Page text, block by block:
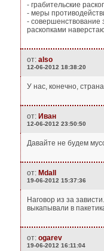
- грабительские
- меры
- совершенствование
раскопками
от: also
12-06-2012 18:38:20
У нас, конечно,
от: Иван
12-06-2012 23:50:50
Давайте не будем
от: Mdall
19-06-2012 15:37:36
Наговор из за
выкапывали в
от: ogarev
19-06-2012 16:11:04